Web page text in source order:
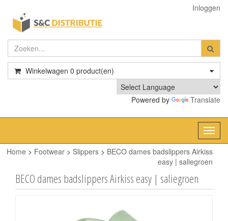
Inloggen
Winkelwagen 0 product(en)
Powered by Translate
Home > Footwear > Slippers > BECO dames badslippers Airkiss
easy | saliegroen
BECO dames badslippers Airkiss easy | saliegroen